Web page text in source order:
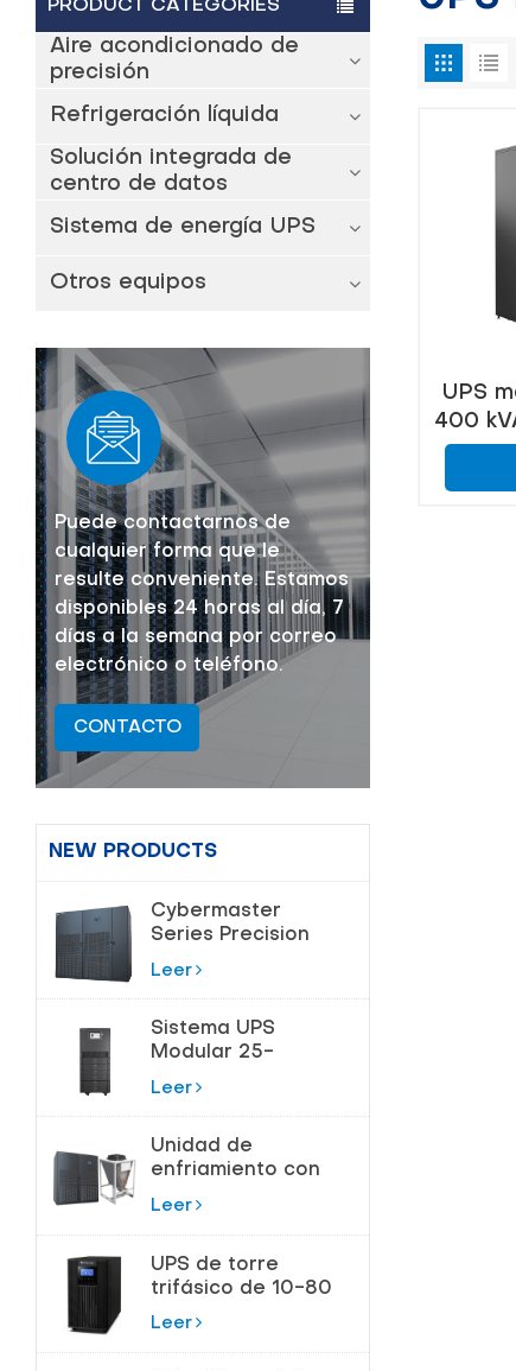
PRODUCT CATEGORIES
Aire acondicionado de
precisión
Refrigeración líquida
Solución integrada de
centro de datos
Sistema de energía UPS
Otros equipos
Puede contactarnos de
cualquier forma que le
resulte conveniente. Estamos
disponibles 24 horas al día, 7
días a la semana por correo
electrónico o teléfono.
CONTACTO
NEW PRODUCTS
Cybermaster
Series Precision
Air
Leer
Sistema UPS
Modular 25-
180kVA para
Leer
Unidad de
enfriamiento con
bomba de flúor
temperatura de
precisión
Leer
UPS de torre
trifásico de 10-80
KVA para
alta potencia
Leer
UPS
400